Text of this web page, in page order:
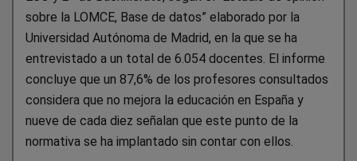
sobre la LOMCE, Base de datos” elaborado por la
Universidad Autónoma de Madrid, en la que se ha
entrevistado a un total de 6.054 docentes. El informe
concluye que un 87,6% de los profesores consultados
considera que no mejora la educación en España y
nueve de cada diez señalan que este punto de la
normativa se ha implantado sin contar con ellos.